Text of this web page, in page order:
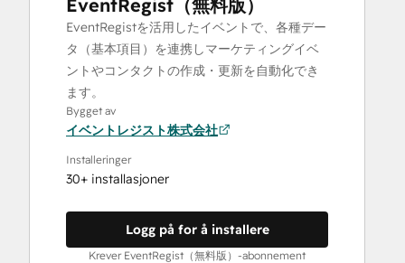
EventRegist（無料版）
EventRegistを活用したイベントで、各種デー
タ（基本項目）を連携しマーケティングイベ
ントやコンタクトの作成・更新を自動化でき
ます。
Bygget av
イベントレジスト株式会社
Installeringer
30+ installasjoner
Logg på for å installere
Krever EventRegist（無料版）-abonnement